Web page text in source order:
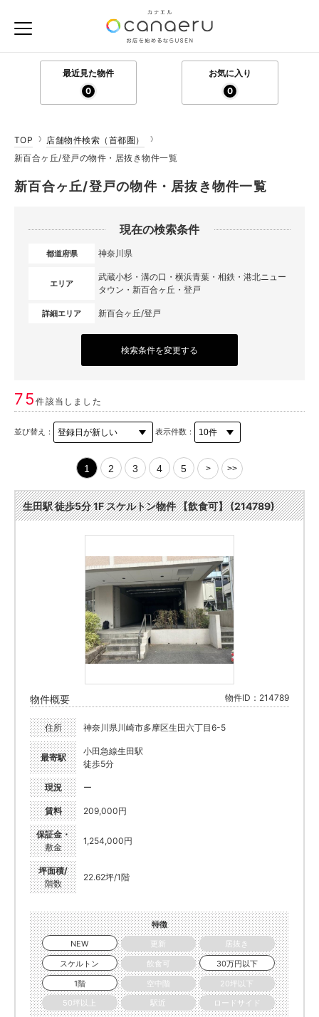
最近見た物件
0
お気に入り
0
TOP
店舗物件検索（首都圏）
新百合ヶ丘/登戸の物件・居抜き物件一覧
新百合ヶ丘/登戸の物件・居抜き物件一覧
現在の検索条件
都道府県 神奈川県
エリア
武蔵小杉・溝の口・横浜青葉・相鉄・港北ニュー
タウン・新百合ヶ丘・登戸
詳細エリア 新百合ヶ丘/登戸
検索条件を変更する
75件該当しました
並び替え： 表示件数：
1 2 3 4 5 > >>
生田駅 徒歩5分 1F スケルトン物件 【飲食可】 (214789)
物件概要 物件ID：214789
住所 神奈川県川崎市多摩区生田六丁目6-5
最寄駅
小田急線生田駅
徒歩5分
現況 ー
賃料 209,000円
保証金・
敷金
1,254,000円
坪面積/
階数
22.62坪/1階
特徴
NEW
更新
居抜き
スケルトン
飲食可
30万円以下
1階
空中階
20坪以下
50坪以上
駅近 ロードサイド